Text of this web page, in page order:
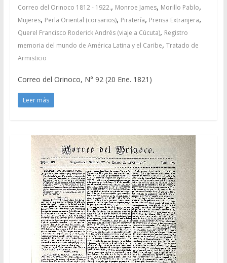
Correo del Orinoco 1812 - 1922., Monroe James, Morillo Pablo,
Mujeres, Perla Oriental (corsarios), Piratería, Prensa Extranjera,
Querel Francisco Roderick Andrés (viaje a Cúcuta), Registro
memoria del mundo de América Latina y el Caribe, Tratado de
Armisticio
Correo del Orinoco, N° 92 (20 Ene. 1821)
Leer más